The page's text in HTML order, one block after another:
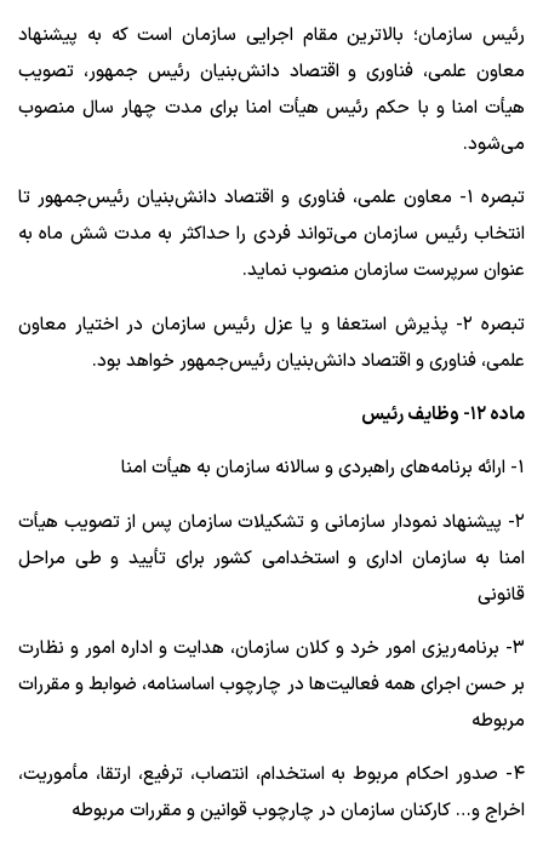
رئیس سازمان؛ بالاترین مقام اجرایی سازمان است که به پیشنهاد
معاون علمی، فناوری و اقتصاد دانش‌بنیان رئیس جمهور، تصویب
هیأت امنا و با حکم رئیس هیأت امنا برای مدت چهار سال منصوب
می‌شود.
تبصره ۱- معاون علمی، فناوری و اقتصاد دانش‌بنیان رئیس‌جمهور تا
انتخاب رئیس سازمان می‌تواند فردی را حداکثر به مدت شش ماه به
عنوان سرپرست سازمان منصوب نماید.
تبصره ۲- پذیرش استعفا و یا عزل رئیس سازمان در اختیار معاون
علمی، فناوری و اقتصاد دانش‌بنیان رئیس‌جمهور خواهد بود.
ماده ۱۲- وظایف رئیس
۱- ارائه برنامه‌های راهبردی و سالانه سازمان به هیأت امنا
۲- پیشنهاد نمودار سازمانی و تشکیلات سازمان پس از تصویب هیأت
امنا به سازمان اداری و استخدامی کشور برای تأیید و طی مراحل
قانونی
۳- برنامه‌ریزی امور خرد و کلان سازمان، هدایت و اداره امور و نظارت
بر حسن اجرای همه فعالیت‌ها در چارچوب اساسنامه، ضوابط و مقررات
مربوطه
۴- صدور احکام مربوط به استخدام، انتصاب، ترفیع، ارتقا، مأموریت،
اخراج و… کارکنان سازمان در چارچوب قوانین و مقررات مربوطه